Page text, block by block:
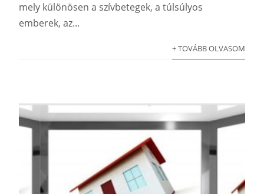
mely különösen a szívbetegek, a túlsúlyos
emberek, az...
+ TOVÁBB OLVASOM